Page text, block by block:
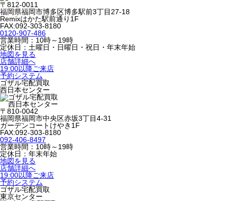
〒812-0011
福岡県福岡市博多区博多駅前3丁目27-18
Remixはかた駅前通り1F
FAX:092-303-8180
0120-907-486
営業時間：10時～19時
定休日：土曜日・日曜日・祝日・年末年始
地図を見る
店舗詳細へ
19:00以降ご来店
予約システム
ゴザル宅配買取
西日本センター
〒810-0042
福岡県福岡市中央区赤坂3丁目4-31
ガーデンコートけやき1F
FAX:092-303-8180
092-406-8497
営業時間：10時～19時
定休日：年末年始
地図を見る
店舗詳細へ
19:00以降ご来店
予約システム
ゴザル宅配買取
東京センター